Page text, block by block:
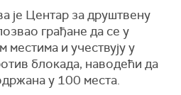
је Центар за друштвену
грађане да се у
местима и учествују у
блокада, наводећи да
у 100 места.